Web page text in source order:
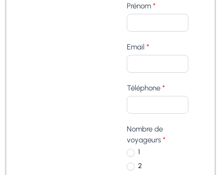
Soweto
:
Voyage
Rythme
l’Afrique
du
Sud
Prénom *
Email *
Téléphone *
Nombre de
voyageurs *
1
2